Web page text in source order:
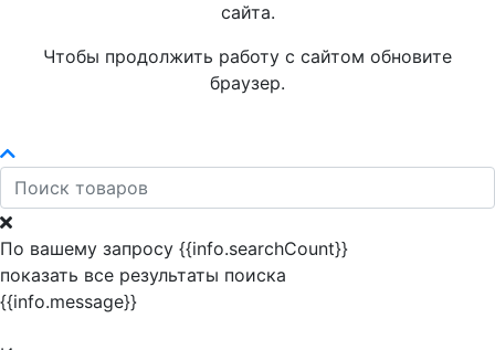
сайта.
Чтобы продолжить работу с сайтом обновите
браузер.
По вашему запросу {{info.searchCount}}
показать все результаты поиска
{{info.message}}